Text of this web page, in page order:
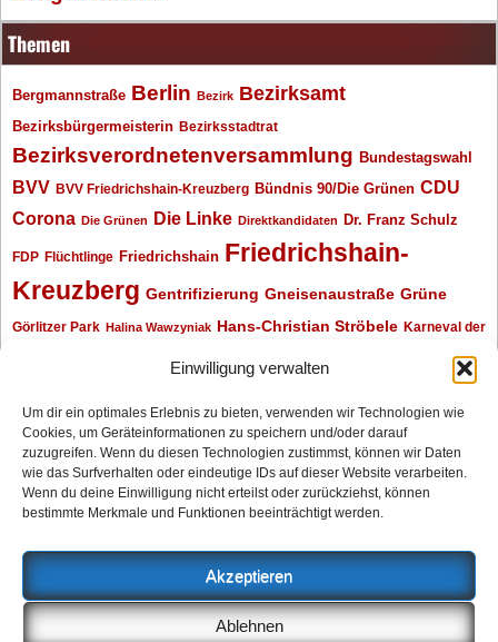
Einwilligung verwalten
Um dir ein optimales Erlebnis zu bieten, verwenden wir Technologien wie
Cookies, um Geräteinformationen zu speichern und/oder darauf
zuzugreifen. Wenn du diesen Technologien zustimmst, können wir Daten
wie das Surfverhalten oder eindeutige IDs auf dieser Website verarbeiten.
Wenn du deine Einwilligung nicht erteilst oder zurückziehst, können
bestimmte Merkmale und Funktionen beeinträchtigt werden.
Akzeptieren
Ablehnen
Themen
Bergmannstraße Berlin Bezirk Bezirksamt
Bezirksbürgermeisterin Bezirksstadtrat
Bezirksverordnetenversammlung Bundestagswahl
BVV BVV Friedrichshain-Kreuzberg Bündnis 90/Die Grünen CDU
Corona Die Grünen Die Linke Direktkandidaten Dr. Franz Schulz
FDP Flüchtlinge Friedrichshain Friedrichshain-
Kreuzberg Gentrifizierung Gneisenaustraße Grüne
Görlitzer Park Halina Wawzyniak Hans-Christian Ströbele Karneval der
Klaus Wowereit
Neukölln Oliver Nöll Oranienplatz Piraten Piratenpartei Polizeimeldungen
Redaktionsgespräch Senat SPD
Archiv
Archiv
Impressum
Datenschutzerklärung